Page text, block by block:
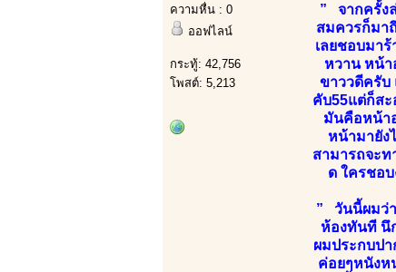
ความหื่น : 0
ออฟไลน์
กระทู้: 42,756
โพสต์: 5,213
” จากครั้ง
สมควรก็มา
เลยชอบมา
หวาน หน้า
ขาววดีครับ
คับ55แต่ก็ส
มันคือหน้า
หน้ามายัง
สามารถจะท
ด ใครชอ
” วันนี้ผมว่า
ห้องทันที นึ
ผมประกบป
ค่อยๆหนังห